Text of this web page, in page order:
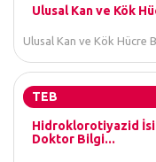
Ulusal Kan ve Kök
Ulusal Kan ve Kök Hücre
TEB
Hidroklorotiyazid
Doktor Bilgi...